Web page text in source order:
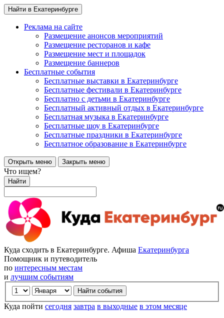
Найти в Екатеринбурге
Реклама на сайте
Размещение анонсов мероприятий
Размещение ресторанов и кафе
Размещение мест и площадок
Размещение баннеров
Бесплатные события
Бесплатные выставки в Екатеринбурге
Бесплатные фестивали в Екатеринбурге
Бесплатно с детьми в Екатеринбурге
Бесплатный активный отдых в Екатеринбурге
Бесплатная музыка в Екатеринбурге
Бесплатные шоу в Екатеринбурге
Бесплатные праздники в Екатеринбурге
Бесплатное образование в Екатеринбурге
Открыть меню Закрыть меню
Что ищем?
Найти
Куда сходить в Екатеринбурге. Афиша Екатеринбурга
Помощник и путеводитель
по интересным местам
и лучшим событиям
Куда пойти сегодня завтра в выходные в этом месяце